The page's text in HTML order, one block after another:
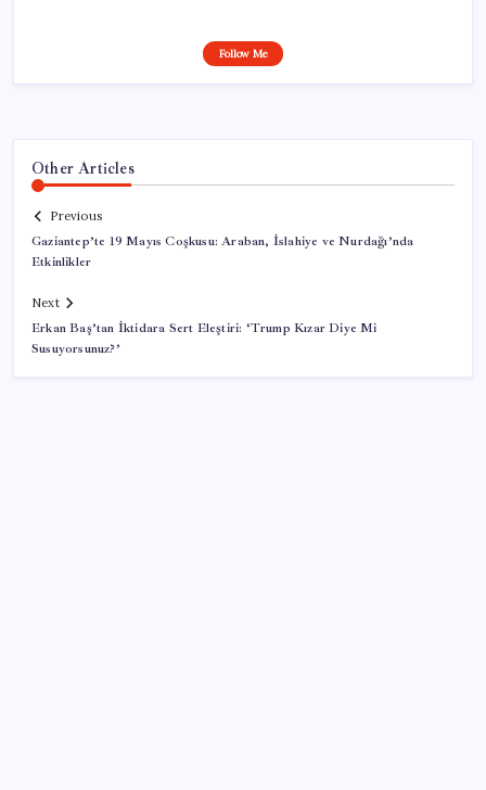
Follow Me
Other Articles
Previous
Gaziantep’te 19 Mayıs Coşkusu: Araban, İslahiye ve Nurdağı’nda
Etkinlikler
Next
Erkan Baş’tan İktidara Sert Eleştiri: ‘Trump Kızar Diye Mi
Susuyorsunuz?’